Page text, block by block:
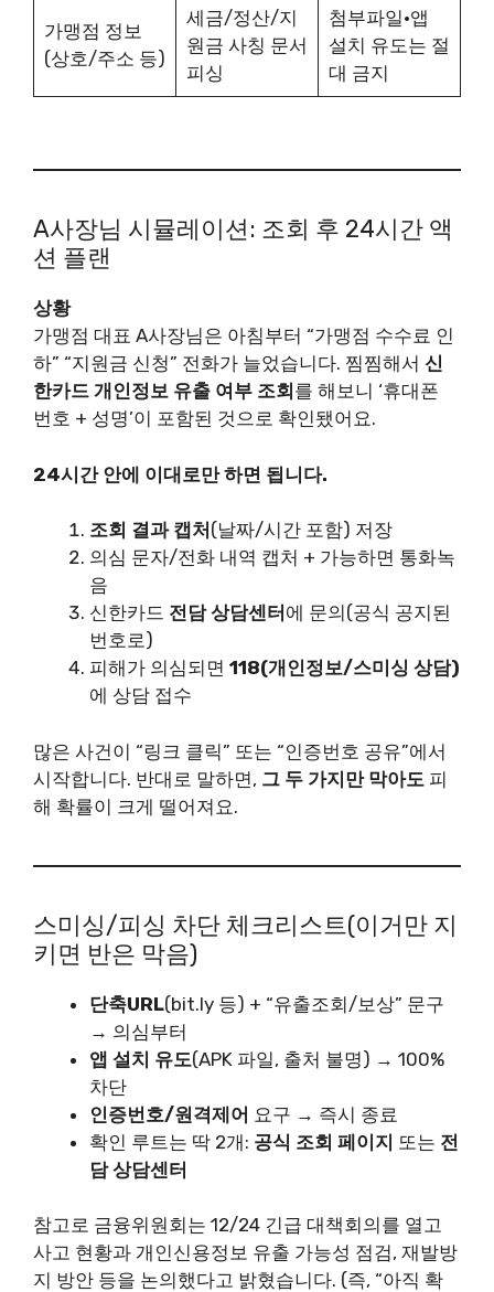
가맹점 정보
(상호/주소 등)
세금/정산/지
원금 사칭 문서
피싱
첨부파일·앱
설치 유도는 절
대 금지
A사장님 시뮬레이션: 조회 후 24시간 액
션 플랜
상황
가맹점 대표 A사장님은 아침부터 “가맹점 수수료 인
하” “지원금 신청” 전화가 늘었습니다. 찜찜해서 신
한카드 개인정보 유출 여부 조회 를 해보니 ‘휴대폰
번호 + 성명’이 포함된 것으로 확인됐어요.
24시간 안에 이대로만 하면 됩니다.
조회 결과 캡처 (날짜/시간 포함) 저장
의심 문자/전화 내역 캡처 + 가능하면 통화녹
음
신한카드 전담 상담센터 에 문의(공식 공지된
번호로)
피해가 의심되면 118(개인정보/스미싱 상담)
에 상담 접수
많은 사건이 “링크 클릭” 또는 “인증번호 공유”에서
시작합니다. 반대로 말하면, 그 두 가지만 막아도 피
해 확률이 크게 떨어져요.
스미싱/피싱 차단 체크리스트(이거만 지
키면 반은 막음)
단축URL(bit.ly 등) + “유출조회/보상” 문구
→ 의심부터
앱 설치 유도(APK 파일, 출처 불명) → 100%
차단
인증번호/원격제어 요구 → 즉시 종료
확인 루트는 딱 2개: 공식 조회 페이지 또는 전
담 상담센터
참고로 금융위원회는 12/24 긴급 대책회의를 열고
사고 현황과 개인신용정보 유출 가능성 점검, 재발방
지 방안 등을 논의했다고 밝혔습니다. (즉, “아직 확